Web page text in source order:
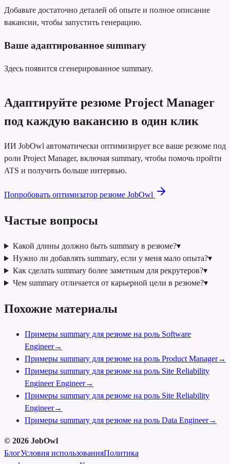
Добавьте достаточно деталей об опыте и полное описание
вакансии, чтобы запустить генерацию.
Ваше адаптированное summary
Здесь появится сгенерированное summary.
Адаптируйте резюме Project Manager
под каждую вакансию в один клик
ИИ JobOwl автоматически оптимизирует все ваше резюме под
роли Project Manager, включая summary, чтобы помочь пройти
ATS и получить больше интервью.
Попробовать оптимизатор резюме JobOwl
Частые вопросы
Какой длины должно быть summary в резюме?▾
Нужно ли добавлять summary, если у меня мало опыта?▾
Как сделать summary более заметным для рекрутеров?▾
Чем summary отличается от карьерной цели в резюме?▾
Похожие материалы
Примеры summary для резюме на роль Software
Engineer→
Примеры summary для резюме на роль Product Manager→
Примеры summary для резюме на роль Site Reliability
Engineer Engineer→
Примеры summary для резюме на роль Site Reliability
Engineer→
Примеры summary для резюме на роль Data Engineer→
© 2026 JobOwl
БлогУсловия использованияПолитика